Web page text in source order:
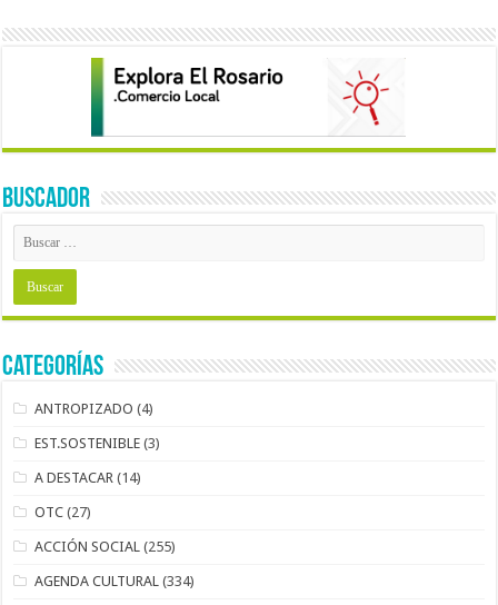
BUSCADOR
Categorías
ANTROPIZADO (4)
EST.SOSTENIBLE (3)
A DESTACAR (14)
OTC (27)
ACCIÓN SOCIAL (255)
AGENDA CULTURAL (334)